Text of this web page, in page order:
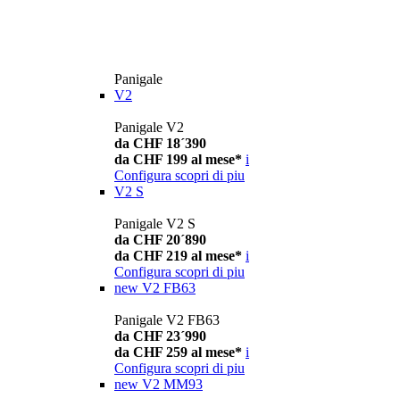
Panigale
V2
Panigale V2
da CHF 18´390
da CHF 199 al mese* i
Configura scopri di piu
V2 S
Panigale V2 S
da CHF 20´890
da CHF 219 al mese* i
Configura scopri di piu
new V2 FB63
Panigale V2 FB63
da CHF 23´990
da CHF 259 al mese* i
Configura scopri di piu
new V2 MM93